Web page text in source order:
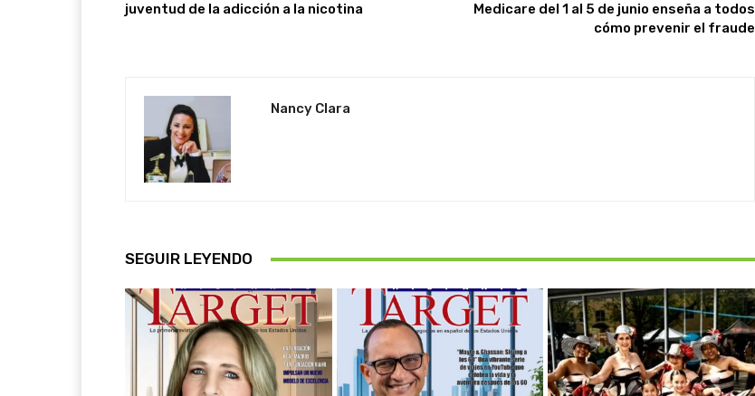
juventud de la adicción a la nicotina
Medicare del 1 al 5 de junio enseña a todos
cómo prevenir el fraude
Nancy Clara
SEGUIR LEYENDO